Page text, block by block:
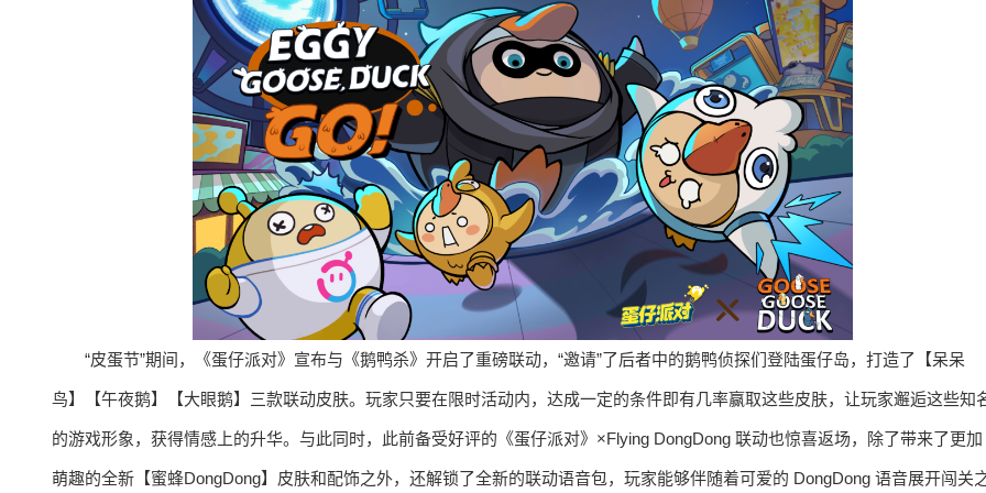
“皮蛋节”期间，《蛋仔派对》宣布与《鹅鸭杀》开启了重磅联动，“邀请”了后者中的鹅鸭侦探们登陆蛋仔岛，打造了【呆呆
鸟】【午夜鹅】【大眼鹅】三款联动皮肤。玩家只要在限时活动内，达成一定的条件即有几率赢取这些皮肤，让玩家邂逅这些知
的游戏形象，获得情感上的升华。与此同时，此前备受好评的《蛋仔派对》×Flying DongDong 联动也惊喜返场，除了带来了更加
萌趣的全新【蜜蜂DongDong】皮肤和配饰之外，还解锁了全新的联动语音包，玩家能够伴随着可爱的 DongDong 语音展开闯关